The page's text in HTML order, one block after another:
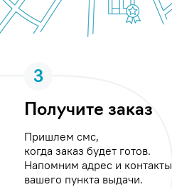
3
Получите заказ
Пришлем смс,
когда заказ будет готов.
Напомним адрес и контакты
вашего пункта выдачи.